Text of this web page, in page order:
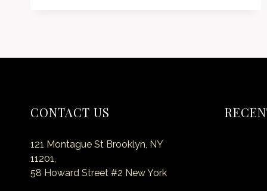
CONTACT US
121 Montague St Brooklyn, NY
11201,
58 Howard Street #2 New York